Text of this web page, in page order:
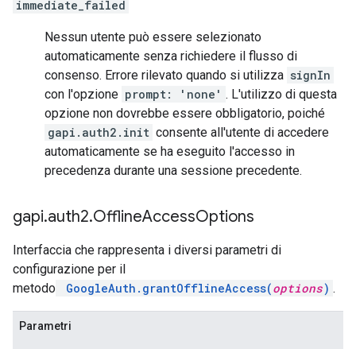
immediate_failed
Nessun utente può essere selezionato
automaticamente senza richiedere il flusso di
consenso. Errore rilevato quando si utilizza signIn
con l'opzione prompt: 'none' . L'utilizzo di questa
opzione non dovrebbe essere obbligatorio, poiché
gapi.auth2.init consente all'utente di accedere
automaticamente se ha eseguito l'accesso in
precedenza durante una sessione precedente.
gapi.auth2.OfflineAccessOptions
Interfaccia che rappresenta i diversi parametri di
configurazione per il
metodo
GoogleAuth.grantOfflineAccess(options) .
Parametri